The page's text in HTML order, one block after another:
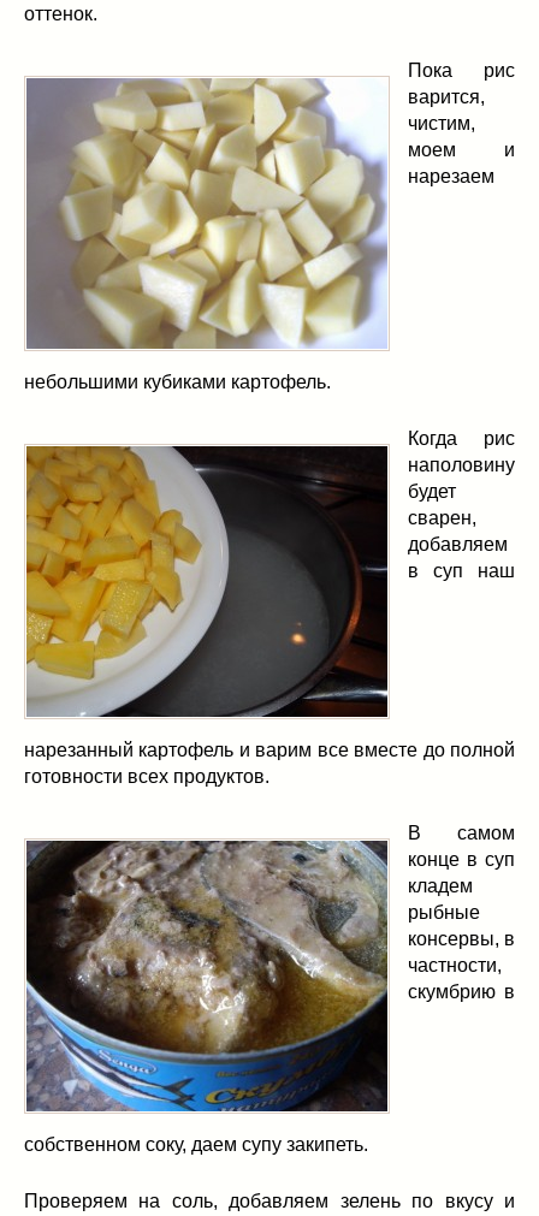
оттенок.
Пока рис
варится,
чистим,
моем и
нарезаем
небольшими кубиками картофель.
Когда рис
наполовину
будет
сварен,
добавляем
в суп наш
нарезанный картофель и варим все вместе до полной
готовности всех продуктов.
В самом
конце в суп
кладем
рыбные
консервы, в
частности,
скумбрию в
собственном соку, даем супу закипеть.
Проверяем на соль, добавляем зелень по вкусу и